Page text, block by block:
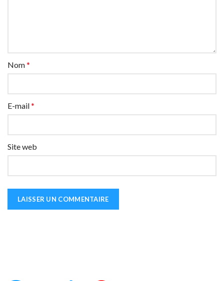
Nom*
E-mail*
Site web